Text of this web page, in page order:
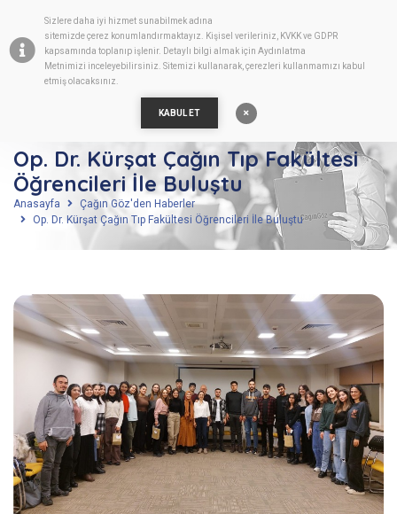
Sizlere daha iyi hizmet sunabilmek adına
sitemizdeçerez konumlandırmaktayız. Kişisel verileriniz, KVKK ve GDPR
kapsamında toplanıp işlenir. Detaylı bilgi almak için Aydınlatma
Metnimizi inceleyebilirsiniz. Sitemizi kullanarak, çerezleri kullanmamızı kabul
etmiş olacaksınız.
KABUL ET
Op. Dr. Kürşat Çağın Tıp Fakültesi
Öğrencileri İle Buluştu
Anasayfa
Çağın Göz'den Haberler
Op. Dr. Kürşat Çağın Tıp Fakültesi Öğrencileri İle Buluştu